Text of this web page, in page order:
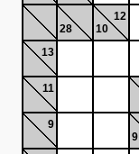
28
12
10
13
11
9
9